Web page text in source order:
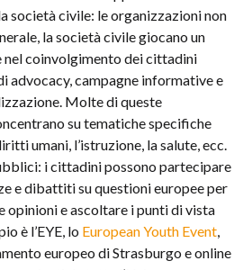
società civile: le organizzazioni non
la società civile giocano un
nel coinvolgimento dei cittadini
advocacy, campagne informative e
Molte di queste
su tematiche specifiche
umani, l’istruzione, la salute, ecc.
i cittadini possono partecipare
e dibattiti su questioni europee per
opinioni e ascoltare i punti di vista
è l’EYE, lo European Youth Event,
europeo di Strasburgo e online